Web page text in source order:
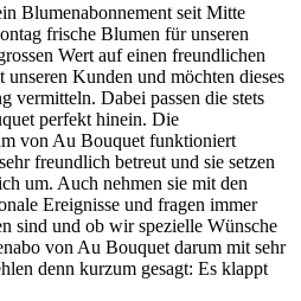
Blumenabonnement seit Mitte
frische Blumen für unseren
Wert auf einen freundlichen
Kunden und möchten dieses
vermitteln. Dabei passen die stets
perfekt hinein. Die
von Au Bouquet funktioniert
freundlich betreut und sie setzen
um. Auch nehmen sie mit den
Ereignisse und fragen immer
sind und ob wir spezielle Wünsche
von Au Bouquet darum mit sehr
denn kurzum gesagt: Es klappt